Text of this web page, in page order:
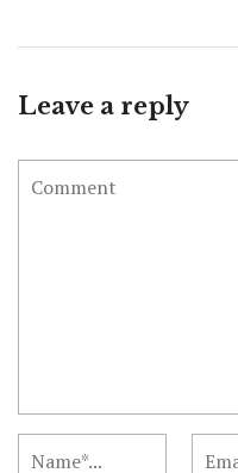
Leave a reply